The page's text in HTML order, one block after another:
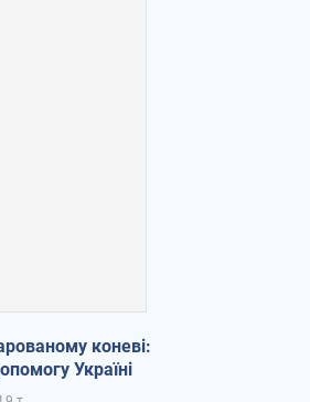
коневі:
Україні